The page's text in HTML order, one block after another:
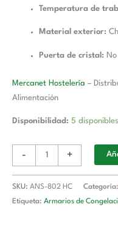
Temperatura de
Material exterior:
Puerta de cristal:
Mercanet Hostelería –
Alimentación
Disponibilidad: 5 disponibles
- +
SKU: ANS-802 HC Categoría:
Etiqueta: Armarios de